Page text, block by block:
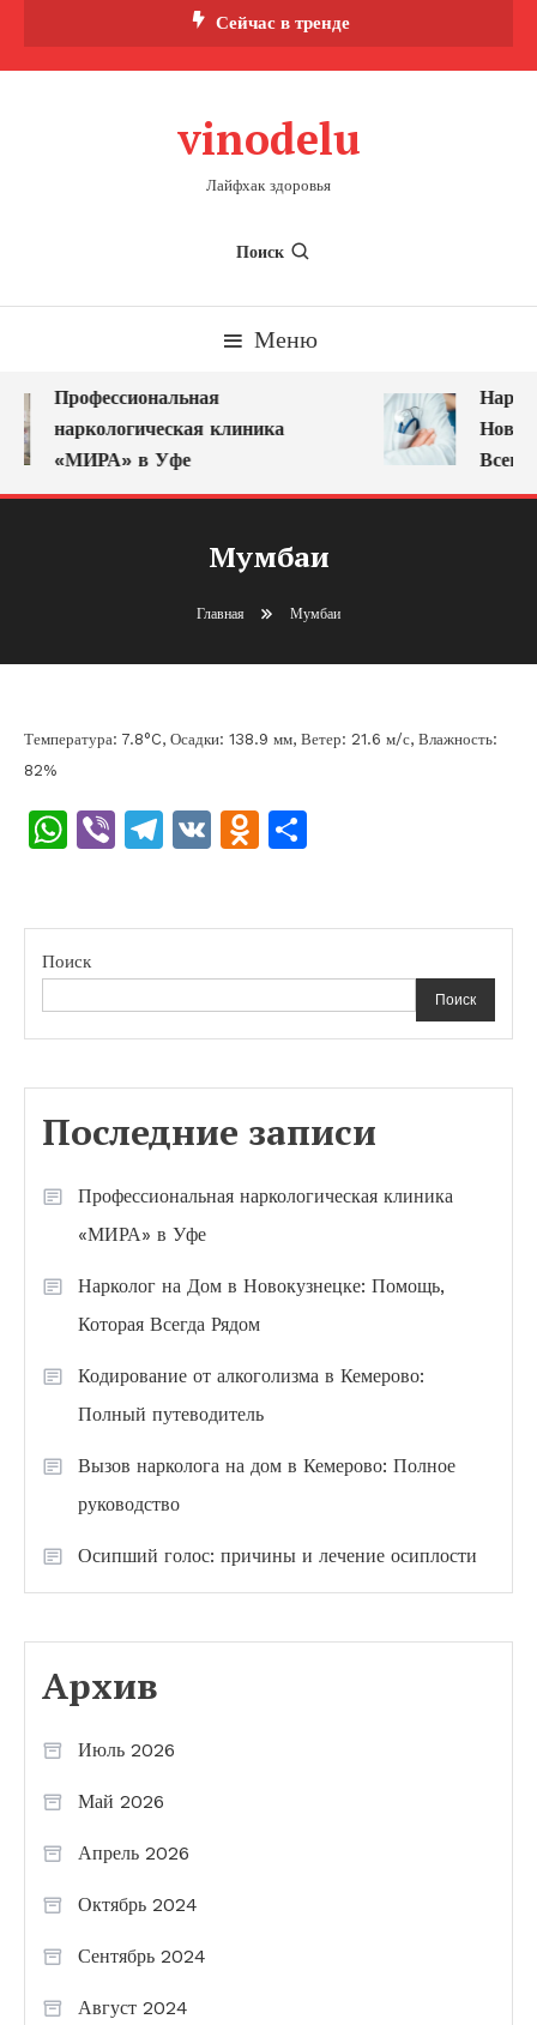
Сейчас в тренде
vinodelu
Лайфхак здоровья
Поиск
Меню
Профессиональная
наркологическая клиника
«МИРА» в Уфе
Мумбаи
Главная Мумбаи
Температура: 7.8°C, Осадки: 138.9 мм, Ветер: 21.6 м/с, Влажность:
82%
WhatsApp
ViberTelegram
VK Odnoklassniki
Поиск
Поиск
Последние записи
Профессиональная наркологическая клиника
«МИРА» в Уфе
Нарколог на Дом в Новокузнецке: Помощь,
Которая Всегда Рядом
Кодирование от алкоголизма в Кемерово:
Полный путеводитель
Вызов нарколога на дом в Кемерово: Полное
руководство
Осипший голос: причины и лечение осиплости
Архив
Июль 2026
Май 2026
Апрель 2026
Октябрь 2024
Сентябрь 2024
Август 2024